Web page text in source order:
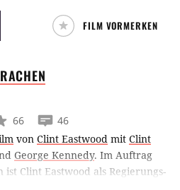
einer Gletscherspalte retten.
FILM VORMERKEN
66
46
von Clint Eastwood mit Clint
George Kennedy. Im Auftrag
ist Clint Eastwood als Regierungs-